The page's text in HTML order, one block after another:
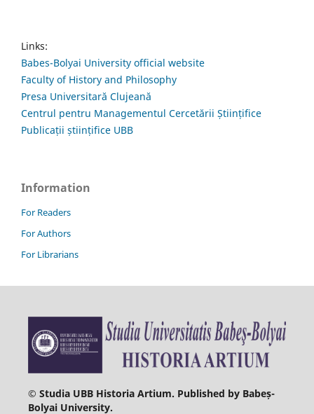
Links:
Babes-Bolyai University official website
Faculty of History and Philosophy
Presa Universitară Clujeană
Centrul pentru Managementul Cercetării Științifice
Publicații științifice UBB
Information
For Readers
For Authors
For Librarians
© Studia UBB Historia Artium. Published by Babeș-
Bolyai University.